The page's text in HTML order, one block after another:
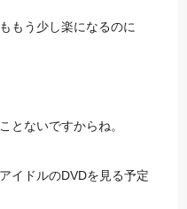
もう少し楽になるのに
とないですからね。
イドルのDVDを見る予定